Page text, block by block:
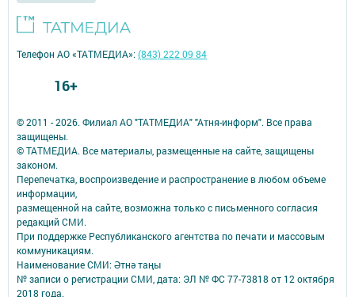
© 2011 - 2026. Филиал АО "ТАТМЕДИА" "Атня-информ". Все права
защищены.
© ТАТМЕДИА. Все материалы, размещенные на сайте, защищены
законом.
Перепечатка, воспроизведение и распространение в любом объеме
информации,
размещенной на сайте, возможна только с письменного согласия
редакций СМИ.
При поддержке Республиканского агентства по печати и массовым
коммуникациям.
Наименование СМИ: Әтнә таңы
№ записи о регистрации СМИ, дата: ЭЛ № ФС 77-73818 от 12 октября
2018 года.
Телефон АО «ТАТМЕДИА»:(843) 222 09 84
16+